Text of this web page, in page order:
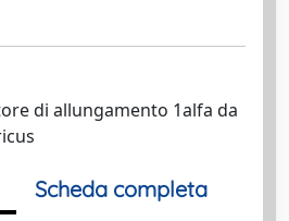
di allungamento 1alfa da
Scheda completa